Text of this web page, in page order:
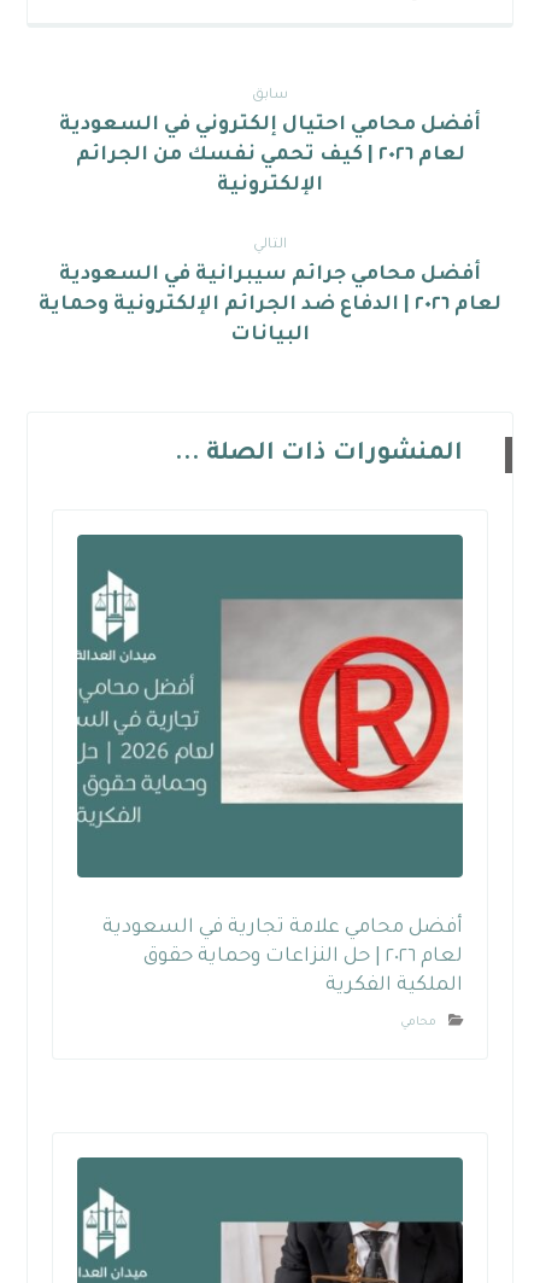
سابق
أفضل محامي احتيال إلكتروني في السعودية
لعام ٢٠٢٦ | كيف تحمي نفسك من الجرائم
الإلكترونية
التالي
أفضل محامي جرائم سيبرانية في السعودية
لعام ٢٠٢٦ | الدفاع ضد الجرائم الإلكترونية وحماية
البيانات
المنشورات ذات الصلة ...
أفضل محامي علامة تجارية في السعودية
لعام ٢٠٢٦ | حل النزاعات وحماية حقوق
الملكية الفكرية
محامي